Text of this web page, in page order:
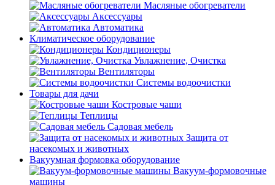
Масляные обогреватели
Аксессуары
Автоматика
Климатическое оборудование
Кондиционеры
Увлажнение, Очистка
Вентиляторы
Системы водоочистки
Товары для дачи
Костровые чаши
Теплицы
Садовая мебель
Защита от
насекомых и животных
Вакуумная формовка оборудование
Вакуум-формовочные
машины